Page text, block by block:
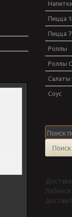
Напитки
Пицца
Пицца
Роллы
Роллы
Салаты
Соус
Искать:
Поиск